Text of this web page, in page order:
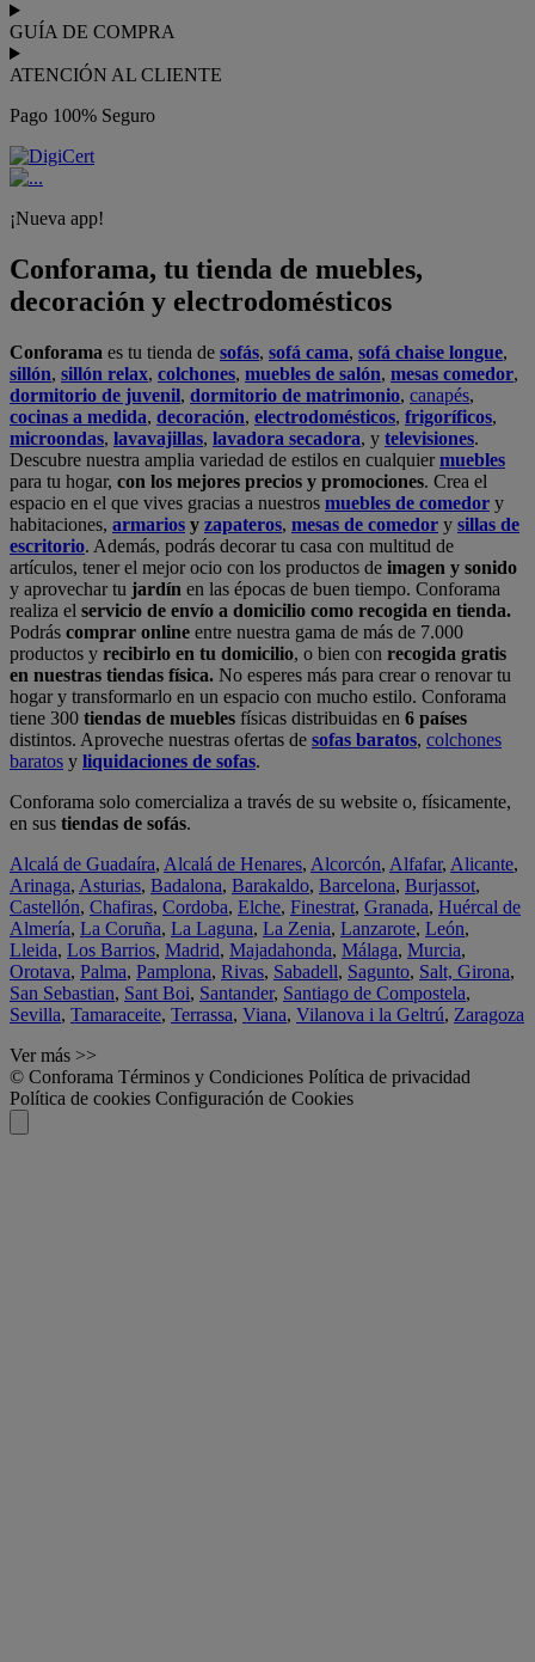
GUÍA DE COMPRA
ATENCIÓN AL CLIENTE
Pago 100% Seguro
¡Nueva app!
Conforama, tu tienda de muebles,
decoración y electrodomésticos
Conforama es tu tienda de sofás, sofá cama, sofá chaise longue,
sillón, sillón relax, colchones, muebles de salón, mesas comedor,
dormitorio de juvenil, dormitorio de matrimonio, canapés,
cocinas a medida, decoración, electrodomésticos, frigoríficos,
microondas, lavavajillas, lavadora secadora, y televisiones.
Descubre nuestra amplia variedad de estilos en cualquiermuebles
para tu hogar, con los mejores precios y promociones. Crea el
espacio en el que vives gracias a nuestros muebles de comedor y
habitaciones, armarios y zapateros, mesas de comedor y sillas de
escritorio. Además, podrás decorar tu casa con multitud de
artículos, tener el mejor ocio con los productos de imagen y sonido
y aprovechar tu jardín en las épocas de buen tiempo. Conforama
realiza el servicio de envío a domicilio como recogida en tienda.
Podrás comprar online entre nuestra gama de más de 7.000
productos y recibirlo en tu domicilio, o bien con recogida gratis
en nuestras tiendas física. No esperes más para crear o renovar tu
hogar y transformarlo en un espacio con mucho estilo. Conforama
tiene 300 tiendas de muebles físicas distribuidas en 6 países
distintos. Aproveche nuestras ofertas de sofas baratos, colchones
baratos y liquidaciones de sofas.
Conforama solo comercializa a través de su website o, físicamente,
en sus tiendas de sofás.
Alcalá de Guadaíra, Alcalá de Henares, Alcorcón, Alfafar, Alicante,
Arinaga, Asturias, Badalona, Barakaldo, Barcelona, Burjassot,
Castellón, Chafiras, Cordoba, Elche, Finestrat, Granada, Huércal de
Almería, La Coruña, La Laguna, La Zenia, Lanzarote, León,
Lleida, Los Barrios, Madrid, Majadahonda, Málaga, Murcia,
Orotava, Palma, Pamplona, Rivas, Sabadell, Sagunto, Salt, Girona,
San Sebastian, Sant Boi, Santander, Santiago de Compostela,
Sevilla, Tamaraceite, Terrassa, Viana, Vilanova i la Geltrú, Zaragoza
Ver más >>
© Conforama Términos y Condiciones Política de privacidad
Política de cookies Configuración de Cookies